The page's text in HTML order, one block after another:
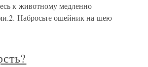
к животному медленно
Набросьте ошейник на шею